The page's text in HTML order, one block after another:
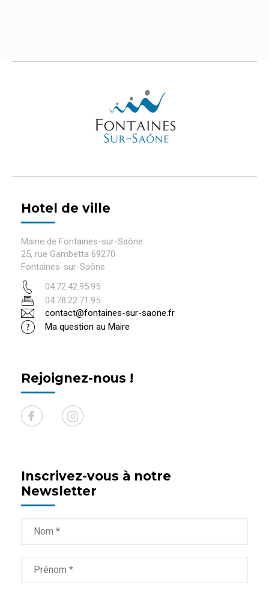
Hotel de ville
Mairie de Fontaines-sur-Saône
25, rue Gambetta 69270
Fontaines-sur-Saône
04.72.42.95.95
04.78.22.71.95
contact@fontaines-sur-saone.fr
Ma question au Maire
Rejoignez-nous !
Inscrivez-vous à notre
Newsletter